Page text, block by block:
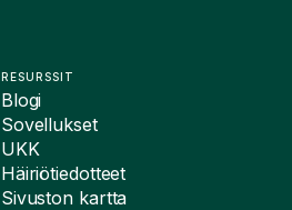
RESURSSIT
Blogi
Sovellukset
UKK
Häiriötiedotteet
Sivuston kartta